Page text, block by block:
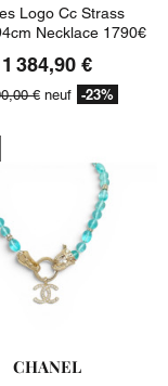
Logo Cc Strass
Necklace 1790€
1 384,90 €
€neuf -23%
CHANEL